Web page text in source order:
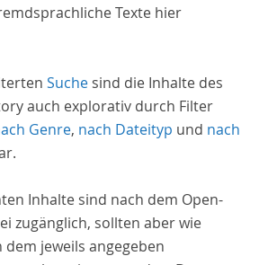
Texte hier
Suche sind die Inhalte des
auch explorativ durch Filter
Genre, nach Dateityp und nach
Inhalte sind nach dem Open-
zugänglich, sollten aber wie
jeweils angegeben